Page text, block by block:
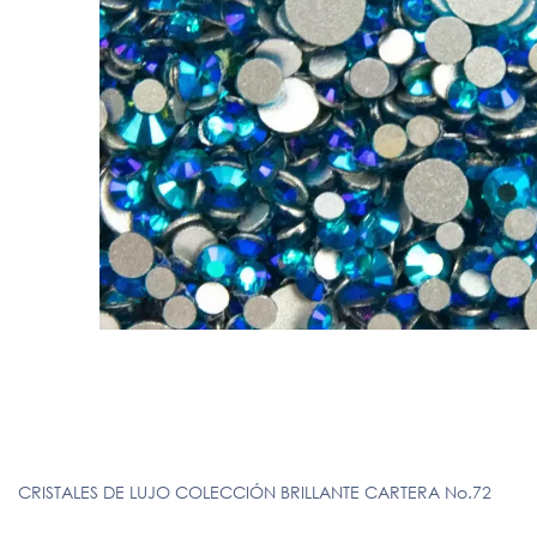
CRISTALES DE LUJO COLECCIÓN BRILLANTE CARTERA No.72